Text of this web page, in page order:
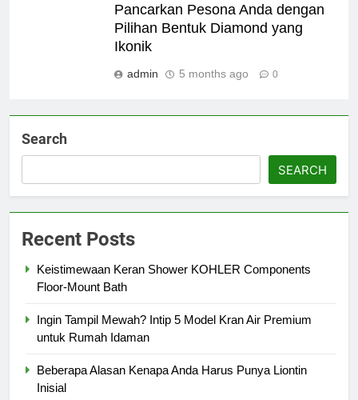
Pancarkan Pesona Anda dengan
Pilihan Bentuk Diamond yang
Ikonik
admin 5 months ago 0
Search
SEARCH
Recent Posts
Keistimewaan Keran Shower KOHLER Components
Floor-Mount Bath
Ingin Tampil Mewah? Intip 5 Model Kran Air Premium
untuk Rumah Idaman
Beberapa Alasan Kenapa Anda Harus Punya Liontin
Inisial